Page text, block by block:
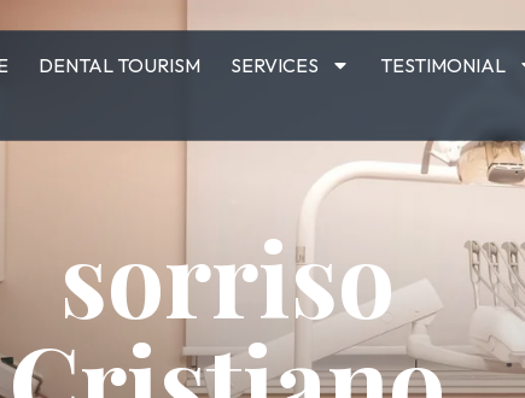
DENTAL TOURISM SERVICES TESTIMONIAL
sorriso